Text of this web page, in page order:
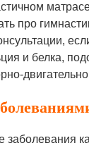
про
и белка,
заболевания